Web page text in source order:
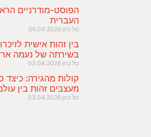
הפוסט-מודרניים
העברית
טל כהן 06.04.2026
בין זהות אישית
בשירתה של נעמה
טל כהן 03.04.2026
קולות מהגירה: כיצד
מעצבים זהות בין
טל כהן 03.04.2026